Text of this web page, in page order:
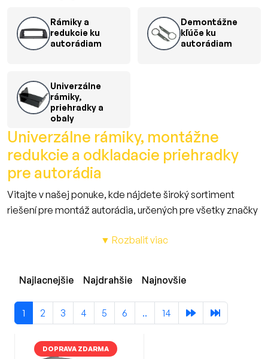
Rámiky a
redukcie ku
autorádiam
Demontážne
kľúče ku
autorádiam
Univerzálne
rámiky,
priehradky a
obaly
Univerzálne rámiky, montážne
redukcie a odkladacie priehradky
pre autorádia
Vitajte v našej ponuke, kde nájdete široký sortiment
riešení pre montáž autorádia, určených pre všetky značky
Naša ponuka obsahuje nielen 1DIN a 2DIN rámiky a
jednoduchú inštaláciu, ale aj praktické využitie interiéru
Vášho vozidla.
Či už vlastníte vozidlo značky
Škoda,Renault Fiat
značku, naše univerzálne rámiky, montážne redukcie a
▼ Rozbaliť viac
Najlacnejšie Najdrahšie Najnovšie
1 2 3 4 5 6 .. 14
DOPRAVA ZDARMA